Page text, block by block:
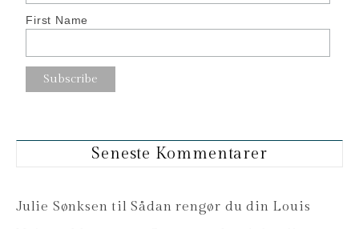
First Name
Seneste Kommentarer
Julie Sønksen tilSådan rengør du din Louis